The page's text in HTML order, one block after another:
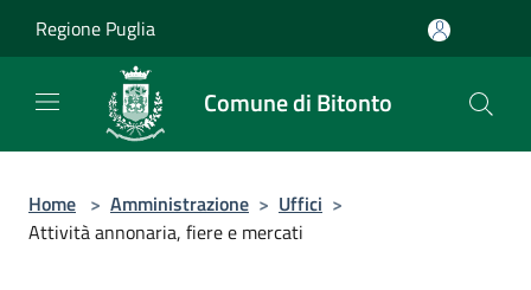
Regione Puglia
Comune di Bitonto
Home > Amministrazione > Uffici >
Attività annonaria, fiere e mercati